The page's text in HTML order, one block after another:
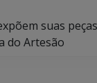
suas
do Artesão